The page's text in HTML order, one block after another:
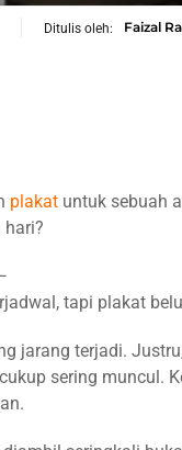
Ditulis oleh: Faizal
plakat untuk sebuah
tapi plakat
jarang terjadi.
sering muncul.